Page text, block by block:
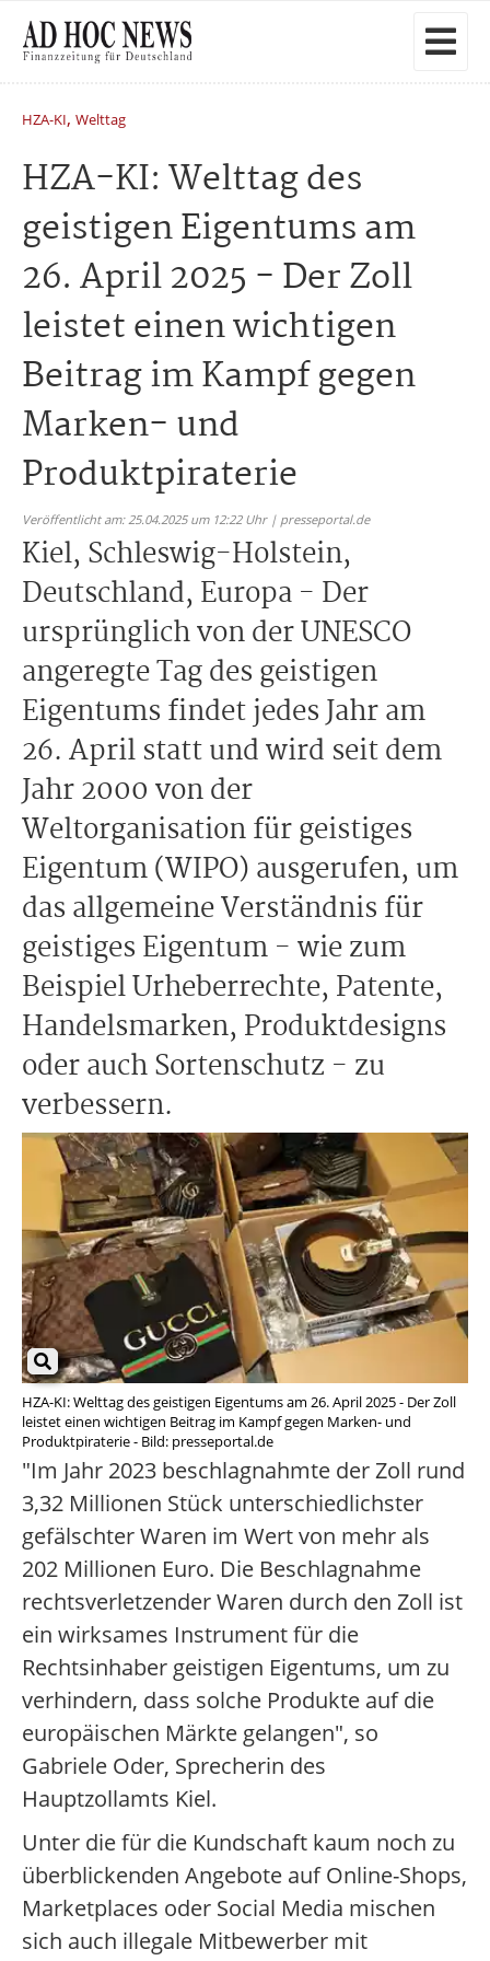
HZA-KI, Welttag
HZA-KI: Welttag des
geistigen Eigentums am
26. April 2025 - Der Zoll
leistet einen wichtigen
Beitrag im Kampf gegen
Marken- und
Produktpiraterie
Veröffentlicht am: 25.04.2025 um 12:22 Uhr | presseportal.de
Kiel, Schleswig-Holstein,
Deutschland, Europa - Der
ursprünglich von der UNESCO
angeregte Tag des geistigen
Eigentums findet jedes Jahr am
26. April statt und wird seit dem
Jahr 2000 von der
Weltorganisation für geistiges
Eigentum (WIPO) ausgerufen, um
das allgemeine Verständnis für
geistiges Eigentum - wie zum
Beispiel Urheberrechte, Patente,
Handelsmarken, Produktdesigns
oder auch Sortenschutz - zu
verbessern.
HZA-KI: Welttag des geistigen Eigentums am 26. April 2025 - Der Zoll
leistet einen wichtigen Beitrag im Kampf gegen Marken- und
Produktpiraterie - Bild: presseportal.de
"Im Jahr 2023 beschlagnahmte der Zoll rund
3,32 Millionen Stück unterschiedlichster
gefälschter Waren im Wert von mehr als
202 Millionen Euro. Die Beschlagnahme
rechtsverletzender Waren durch den Zoll ist
ein wirksames Instrument für die
Rechtsinhaber geistigen Eigentums, um zu
verhindern, dass solche Produkte auf die
europäischen Märkte gelangen", so
Gabriele Oder, Sprecherin des
Hauptzollamts Kiel.
Unter die für die Kundschaft kaum noch zu
überblickenden Angebote auf Online-Shops,
Marketplaces oder Social Media mischen
sich auch illegale Mitbewerber mit